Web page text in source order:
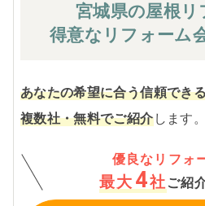
宮城県の屋根
得意なリフォーム
あなたの希望に合う信頼でき
複数社・無料でご紹介します。
優良なリフォ
最大 4社 ご紹